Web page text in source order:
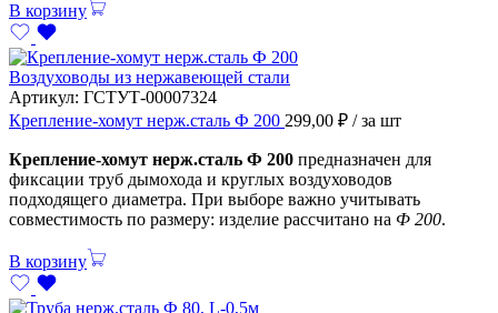
В корзину
Воздуховоды из нержавеющей стали
Артикул: ГСТУТ-00007324
Крепление-хомут нерж.сталь Ф 200 299,00 ₽ / за шт
Крепление-хомут нерж.сталь Ф 200 предназначен для
фиксации труб дымохода и круглых воздуховодов
подходящего диаметра. При выборе важно учитывать
совместимость по размеру: изделие рассчитано на Ф 200.
В корзину